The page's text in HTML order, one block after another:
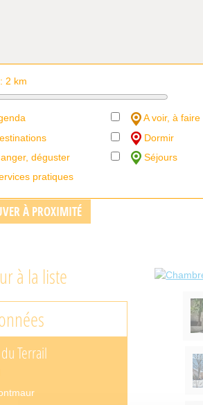
À PROXIMITÉ
: 2 km
A voir, à faire
Dormir
déguster
Séjours
pratiques
à la liste
Terrail